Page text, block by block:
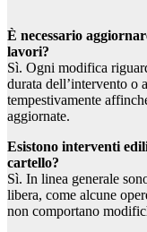
È necessario
lavori?
Sì. Ogni modifica
durata dell’intervento o
tempestivamente
aggiornate.
Esistono interventi
cartello?
Sì. In linea generale
libera, come alcune
non comportano